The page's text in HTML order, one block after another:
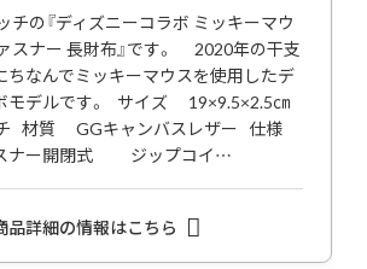
の『ディズニーコラボ ミッキーマウ
スナー 長財布』です。 2020年の干支
ちなんでミッキーマウスを使用したデ
モデルです。 サイズ 19×9.5×2.5㎝
材質 GGキャンバスレザー 仕様
ナー開閉式 ジップコイ…
品詳細の情報はこちら